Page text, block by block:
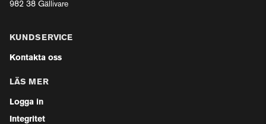
982 38 Gällivare
KUNDSERVICE
Kontakta oss
LÄS MER
Logga in
Integritet